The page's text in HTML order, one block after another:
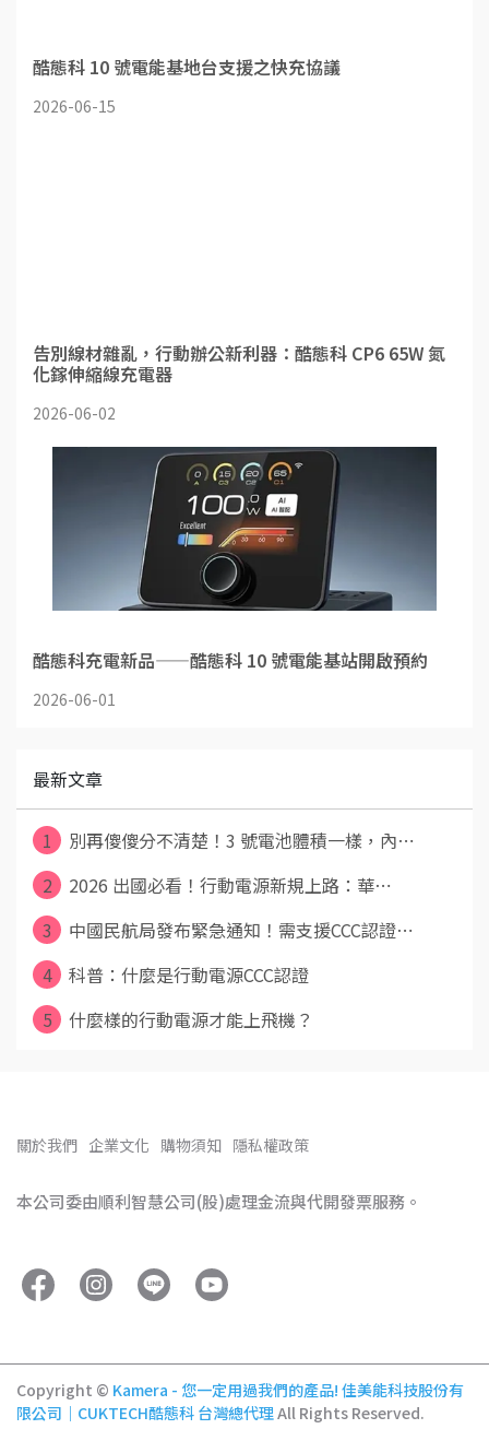
酷態科 10 號電能基地台支援之快充協議
2026-06-15
告別線材雜亂，行動辦公新利器：酷態科 CP6 65W 氮
化鎵伸縮線充電器
2026-06-02
酷態科充電新品——酷態科 10 號電能基站開啟預約
2026-06-01
最新文章
1
別再傻傻分不清楚！3 號電池體積一樣，內⋯
2
2026 出國必看！行動電源新規上路：華⋯
3
中國民航局發布緊急通知！需支援CCC認證⋯
4
科普：什麼是行動電源CCC認證
5
什麼樣的行動電源才能上飛機？
關於我們 企業文化 購物須知 隱私權政策
本公司委由順利智慧公司(股)處理金流與代開發票服務。
Copyright © Kamera - 您一定用過我們的產品! 佳美能科技股份有
限公司｜CUKTECH酷態科 台灣總代理All Rights Reserved.